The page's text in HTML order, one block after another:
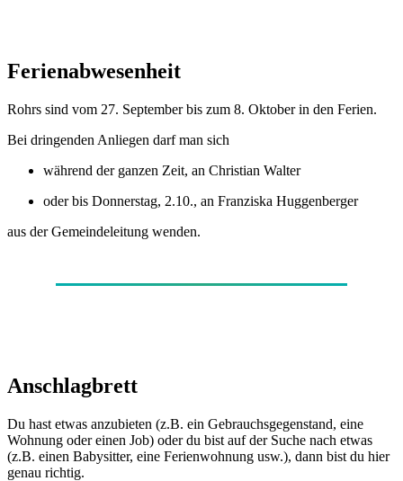
Ferienabwesenheit
Rohrs sind vom 27. September bis zum 8. Oktober in den Ferien.
Bei dringenden Anliegen darf man sich
während der ganzen Zeit, an Christian Walter
oder bis Donnerstag, 2.10., an Franziska Huggenberger
aus der Gemeindeleitung wenden.
Anschlagbrett
Du hast etwas anzubieten (z.B. ein Gebrauchsgegenstand, eine
Wohnung oder einen Job) oder du bist auf der Suche nach etwas
(z.B. einen Babysitter, eine Ferienwohnung usw.), dann bist du hier
genau richtig.